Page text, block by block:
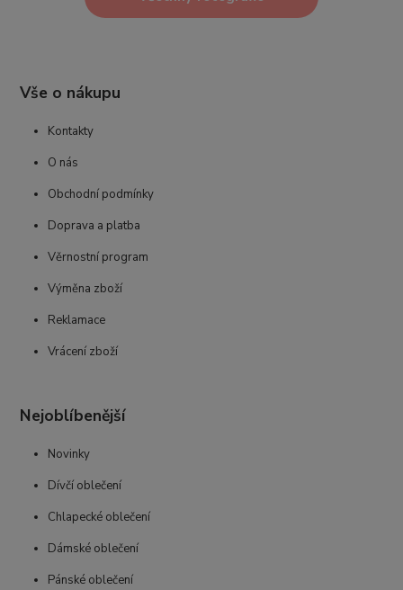
Vše o nákupu
Kontakty
O nás
Obchodní podmínky
Doprava a platba
Věrnostní program
Výměna zboží
Reklamace
Vrácení zboží
Nejoblíbenější
Novinky
Dívčí oblečení
Chlapecké oblečení
Dámské oblečení
Pánské oblečení